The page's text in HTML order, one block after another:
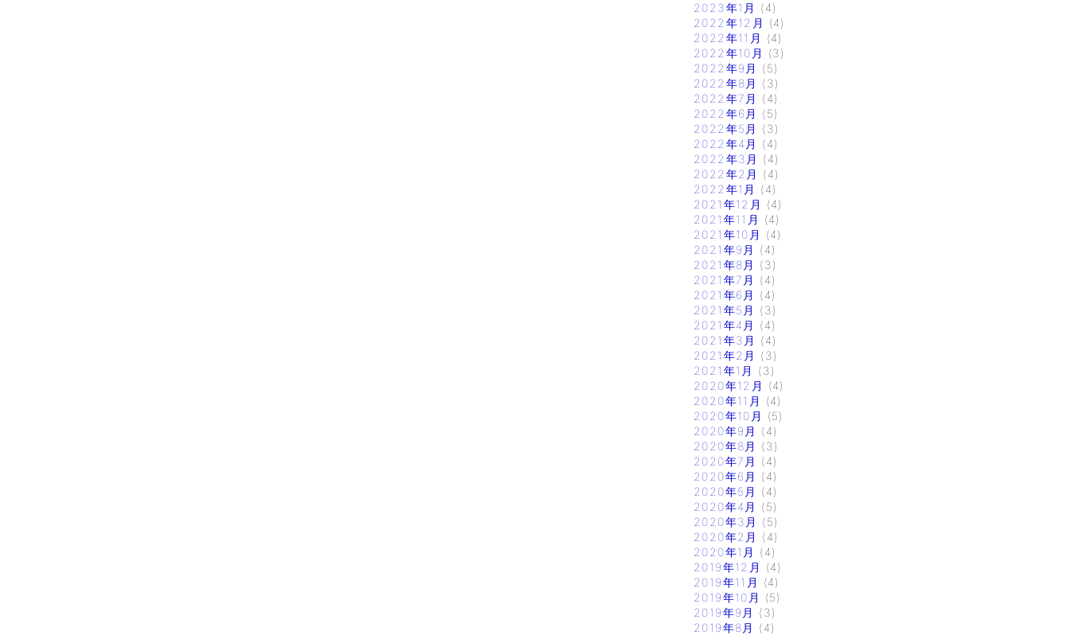
2023年1月
(4)
2022年12月
(4)
2022年11月
(4)
2022年10月
(3)
2022年9月
(5)
2022年8月
(3)
2022年7月
(4)
2022年6月
(5)
2022年5月
(3)
2022年4月
(4)
2022年3月
(4)
2022年2月
(4)
2022年1月
(4)
2021年12月
(4)
2021年11月
(4)
2021年10月
(4)
2021年9月
(4)
2021年8月
(3)
2021年7月
(4)
2021年6月
(4)
2021年5月
(3)
2021年4月
(4)
2021年3月
(4)
2021年2月
(3)
2021年1月
(3)
2020年12月
(4)
2020年11月
(4)
2020年10月
(5)
2020年9月
(4)
2020年8月
(3)
2020年7月
(4)
2020年6月
(4)
2020年5月
(4)
2020年4月
(5)
2020年3月
(5)
2020年2月
(4)
2020年1月
(4)
2019年12月
(4)
2019年11月
(4)
2019年10月
(5)
2019年9月
(3)
2019年8月
(4)